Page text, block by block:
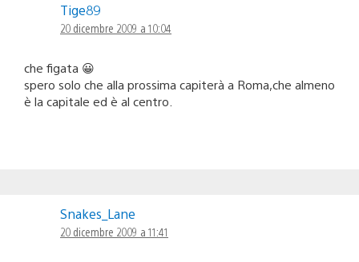
Tige89
20 dicembre 2009 a 10:04
che figata 😀
spero solo che alla prossima capiterà a Roma,che almeno
è la capitale ed è al centro.
Snakes_Lane
20 dicembre 2009 a 11:41